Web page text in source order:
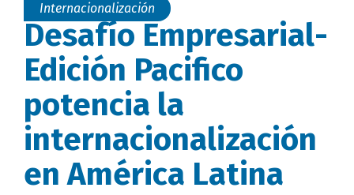
Internacionalización
Desafío Empresarial-
Edición Pacifico
potencia la
internacionalización
en América Latina